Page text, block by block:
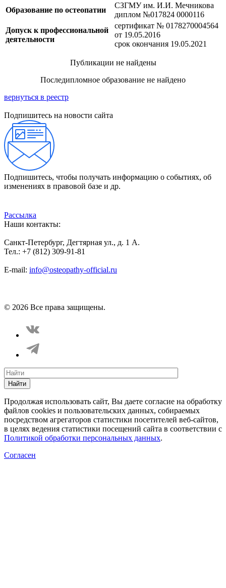
Образование по остеопатии
СЗГМУ им. И.И. Мечникова
диплом №017824 0000116
Допуск к профессиональной
деятельности
сертификат № 0178270004564
от 19.05.2016
срок окончания 19.05.2021
Публикации не найдены
Последипломное образование не найдено
вернуться в реестр
Подпишитесь на новости сайта
Подпишитесь, чтобы получать информацию о событиях, об
изменениях в правовой базе и др.
Рассылка
Наши контакты:
Санкт-Петербург, Дегтярная ул., д. 1 А.
Тел.: +7 (812) 309-91-81
E-mail: info@osteopathy-official.ru
© 2026 Все права защищены.
Найти
Продолжая использовать сайт, Вы даете согласие на обработку
файлов cookies и пользовательских данных, собираемых
посредством агрегаторов статистики посетителей веб-сайтов,
в целях ведения статистики посещений сайта в соответствии с
Политикой обработки персональных данных.
Согласен